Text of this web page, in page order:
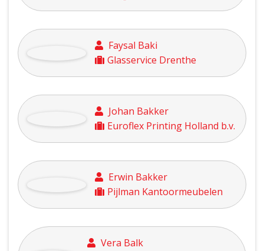
Paul Backer
Tioga Tours
Glasservice Drenthe
Johan Bakker